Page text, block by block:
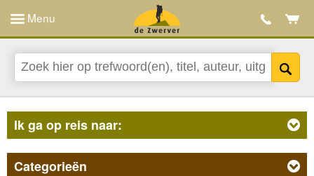
Menu
Ik ga op reis naar:
Categorieën